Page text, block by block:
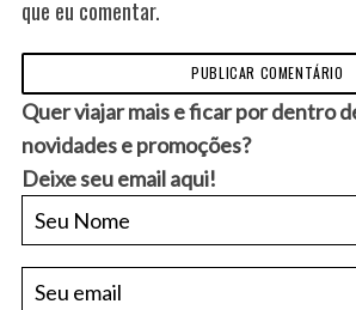
que eu comentar.
Quer viajar mais e ficar por dentro
novidades e promoções?
Deixe seu email aqui!